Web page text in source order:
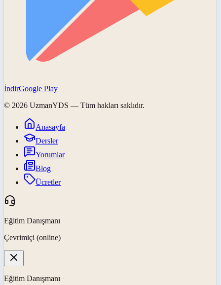
İndirGoogle Play
© 2026 UzmanYDS — Tüm hakları saklıdır.
Anasayfa
Dersler
Yorumlar
Blog
Ücretler
Eğitim Danışmanı
Çevrimiçi (online)
Eğitim Danışmanı